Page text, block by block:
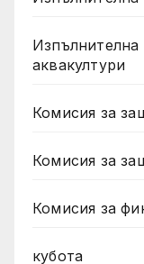
аквакултури
Комисия за
Комисия за
Комисия за
кубота